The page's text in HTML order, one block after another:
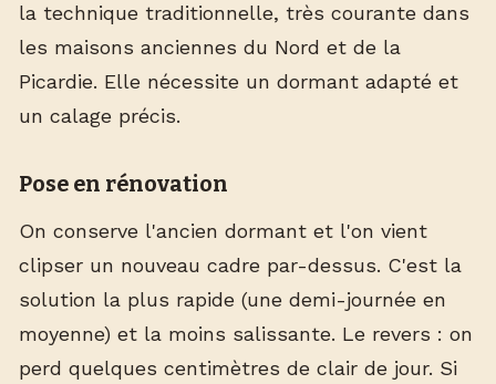
la technique traditionnelle, très courante dans
les maisons anciennes du Nord et de la
Picardie. Elle nécessite un dormant adapté et
un calage précis.
Pose en rénovation
On conserve l'ancien dormant et l'on vient
clipser un nouveau cadre par-dessus. C'est la
solution la plus rapide (une demi-journée en
moyenne) et la moins salissante. Le revers : on
perd quelques centimètres de clair de jour. Si